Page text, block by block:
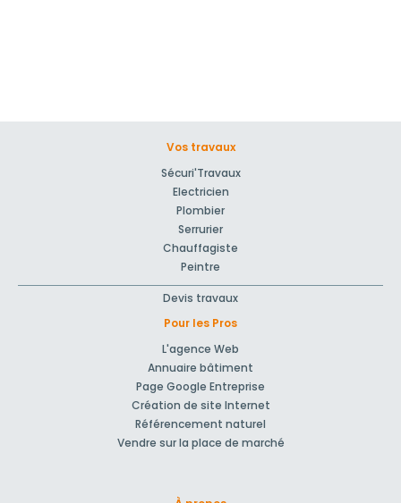
Vos travaux
Sécuri'Travaux
Electricien
Plombier
Serrurier
Chauffagiste
Peintre
Devis travaux
Pour les Pros
L'agence Web
Annuaire bâtiment
Page Google Entreprise
Création de site Internet
Référencement naturel
Vendre sur la place de marché